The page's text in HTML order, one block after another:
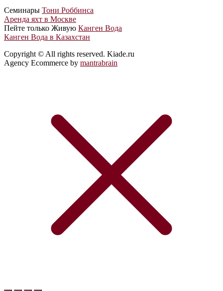
Cеминары Тони Роббинса
Аренда яхт в Москве
Пейте только Живую Канген Вода
Канген Вода в Казахстан
Copyright © All rights reserved. Kiade.ru
Agency Ecommerce by mantrabrain